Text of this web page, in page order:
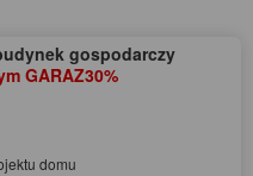
gospodarczy
GARAZ30%
domu